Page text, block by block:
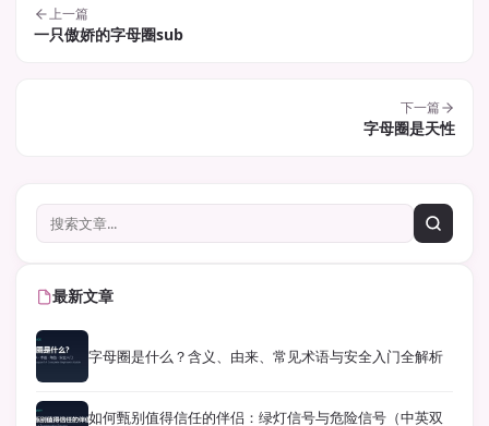
上一篇
一只傲娇的字母圈sub
下一篇
字母圈是天性
最新文章
字母圈是什么？含义、由来、常见术语与安全入门全解析
如何甄别值得信任的伴侣：绿灯信号与危险信号（中英双